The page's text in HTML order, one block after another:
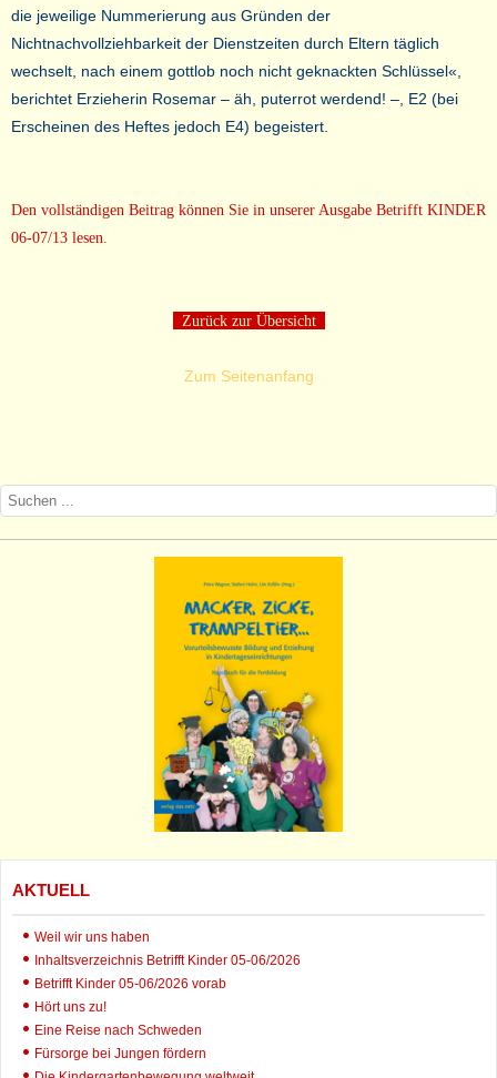
die jeweilige Nummerierung aus Gründen der
Nichtnachvollziehbarkeit der Dienstzeiten durch Eltern täglich
wechselt, nach einem gottlob noch nicht geknackten Schlüssel«,
berichtet Erzieherin Rosemar – äh, puterrot werdend! –, E2 (bei
Erscheinen des Heftes jedoch E4) begeistert.
Den vollständigen Beitrag können Sie in unserer Ausgabe Betrifft KINDER
06-07/13 lesen.
Zurück zur Übersicht
Zum Seitenanfang
AKTUELL
Weil wir uns haben
Inhaltsverzeichnis Betrifft Kinder 05-06/2026
Betrifft Kinder 05-06/2026 vorab
Hört uns zu!
Eine Reise nach Schweden
Fürsorge bei Jungen fördern